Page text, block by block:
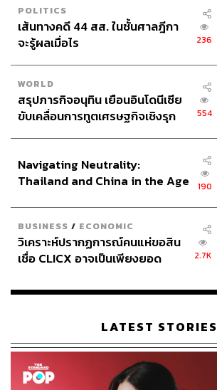
POLITICS
เส้นทางคดี 44 สส. ในชั้นศาลฎีกา
จะรู้ผลเมื่อไร
236
WORLD
สรุปภารกิจอนุทิน เยือนอินโดนีเซีย
ขับเคลื่อนการทูตเศรษฐกิจเชิงรุก
554
Navigating Neutrality:
Thailand and China in the Age
190
BUSINESS / ECONOMIC
วิเคราะห์ปรากฏการณ์คนแห่ขอสิน
เชื่อ CLICX อาจเป็นเพียงยอด
เรือนไทยที่ถูกซุกไว้
2.7K
LATEST STORIES